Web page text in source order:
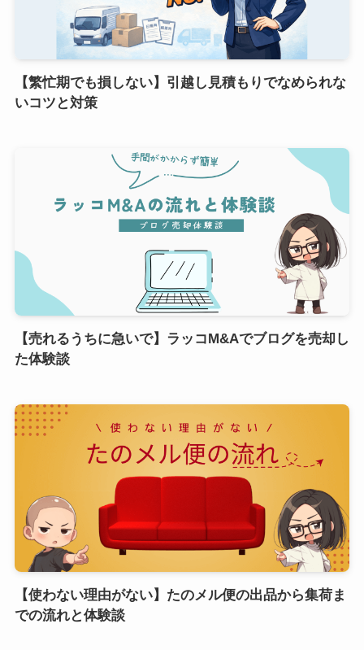
【繁忙期でも損しない】引越し見積もりでなめられな
いコツと対策
【売れるうちに急いで】ラッコM&Aでブログを売却し
た体験談
【使わない理由がない】たのメル便の出品から集荷ま
での流れと体験談